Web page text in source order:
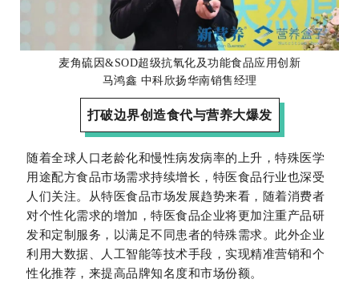
麦角硫因&SOD超级抗氧化及功能食品应用创新
马鸿鑫 中科欣扬华南销售经理
打破边界创造食代与营养大爆发
随着全球人口老龄化和慢性病发病率的上升，特殊医学
用途配方食品市场需求持续增长，特医食品行业也深受
人们关注。从特医食品市场发展趋势来看，随着消费者
对个性化需求的增加，特医食品企业将更加注重产品研
发和定制服务，以满足不同患者的特殊需求。此外企业
利用大数据、人工智能等技术手段，实现精准营销和个
性化推荐，来提高品牌知名度和市场份额。